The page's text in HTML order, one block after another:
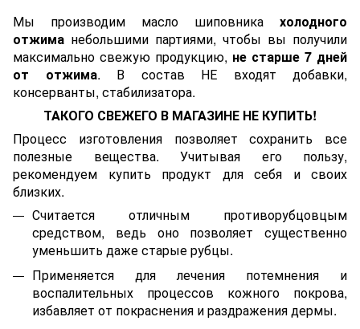
Мы производим масло шиповника холодного
отжима небольшими партиями, чтобы вы получили
максимально свежую продукцию, не старше 7 дней
от отжима. В состав НЕ входят добавки,
консерванты, стабилизатора.
ТАКОГО СВЕЖЕГО В МАГАЗИНЕ НЕ КУПИТЬ!
Процесс изготовления позволяет сохранить все
полезные вещества. Учитывая его пользу,
рекомендуем купить продукт для себя и своих
близких.
Считается отличным противорубцовцым
средством, ведь оно позволяет существенно
уменьшить даже старые рубцы.
Применяется для лечения потемнения и
воспалительных процессов кожного покрова,
избавляет от покраснения и раздражения дермы.